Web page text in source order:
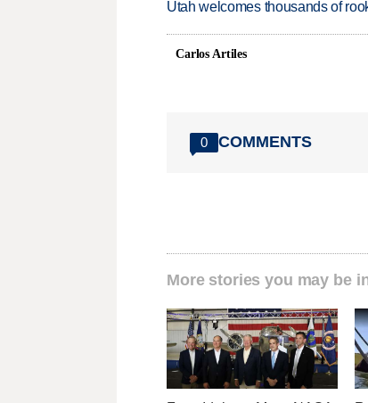
Utah welcomes thousands of
Carlos Artiles
0 COMMENTS
More stories you may be